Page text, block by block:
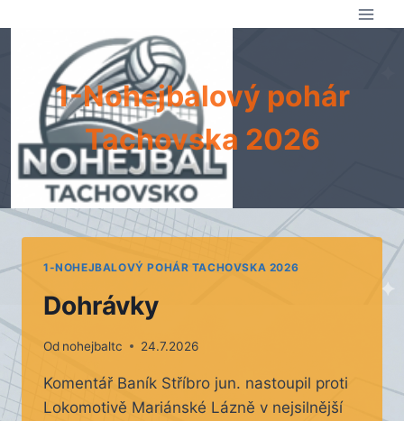
1-Nohejbalový pohár
Tachovska 2026
1-NOHEJBALOVÝ POHÁR TACHOVSKA 2026
Dohrávky
Od nohejbaltc 24.7.2026
Komentář Baník Stříbro jun. nastoupil proti
Lokomotivě Mariánské Lázně v nejsilnější